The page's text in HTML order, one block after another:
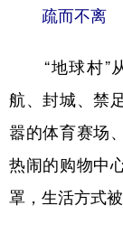
疏而不离
“地球村”从
航、封城、禁
嚣的体育赛场
热闹的购物中
罩，生活方式被